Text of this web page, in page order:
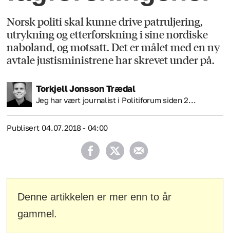
Norsk politi skal kunne drive patruljering,
utrykning og etterforskning i sine nordiske
naboland, og motsatt. Det er målet med en ny
avtale justisministrene har skrevet under på.
TorkjellJonsson Trædal
Jeg har vært journalist i Politiforum siden 2...
Publisert 04.07.2018 - 04:00
Denne artikkelen er mer enn to år
gammel.